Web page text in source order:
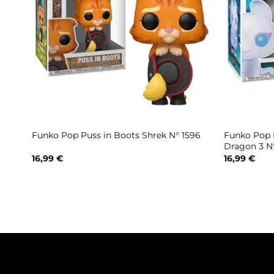
Funko Pop Puss in Boots Shrek N° 1596
16,99 €
Funko Pop
Dragon 3
16,99 €